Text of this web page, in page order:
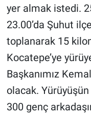
yer almak istedi.
23.00’da Şuhut
toplanarak 15
Kocatepe’ye
Başkanımız
olacak.
300 genç